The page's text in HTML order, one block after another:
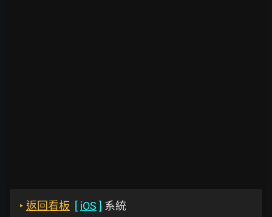
‣ 返回看板 [ iOS ] 系統